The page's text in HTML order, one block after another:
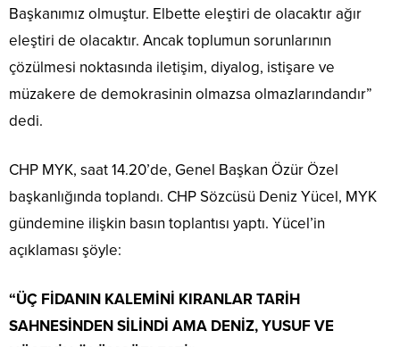
Başkanımız olmuştur. Elbette eleştiri de olacaktır ağır
eleştiri de olacaktır. Ancak toplumun sorunlarının
çözülmesi noktasında iletişim, diyalog, istişare ve
müzakere de demokrasinin olmazsa olmazlarındandır”
dedi.
CHP MYK, saat 14.20’de, Genel Başkan Özür Özel
başkanlığında toplandı. CHP Sözcüsü Deniz Yücel, MYK
gündemine ilişkin basın toplantısı yaptı. Yücel’in
açıklaması şöyle:
“ÜÇ FİDANIN KALEMİNİ KIRANLAR TARİH
SAHNESİNDEN SİLİNDİ AMA DENİZ, YUSUF VE